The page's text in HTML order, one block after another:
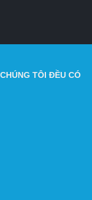
TÔI ĐỀU CÓ